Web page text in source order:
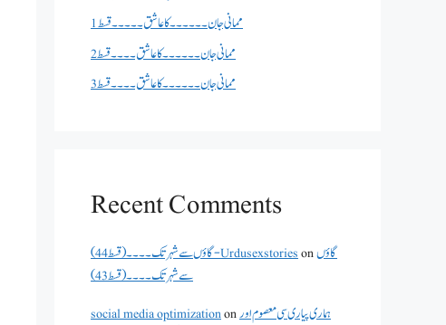
ممانی جان ۔۔۔۔۔۔کا عاشق ۔۔۔۔۔قسط 1
ممانی جان ۔۔۔۔۔۔کا عاشق ۔۔۔۔قسط 2
ممانی جان ۔۔۔۔۔۔کا عاشق ۔۔۔۔قسط 3
Recent Comments
گاؤں سے شہر تک۔۔۔۔(قسط 44) - Urdusexstoriesonگاؤں
سے شہر تک۔۔۔۔(قسط 43)
social media optimizationonہماری پیاری سی معصوم اور